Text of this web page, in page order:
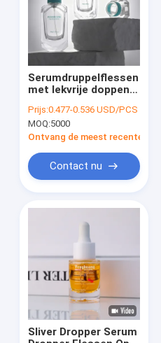
Serumdruppelflessen
met lekvrije doppen
lichaam perfect voor
cosmetische
verpakkingen en
Prijs:0.477-0.536 USD/PCS
MOQ:5000
Ontvang de meest recente
Contact nu
Sliver Dropper Serum